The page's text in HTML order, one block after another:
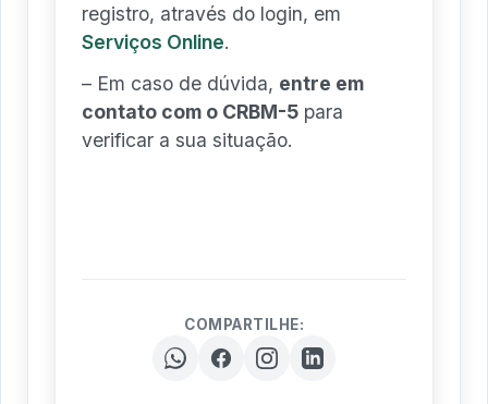
registro, através do login, em
Serviços Online.
– Em caso de dúvida, entre em
contato com o CRBM-5 para
verificar a sua situação.
COMPARTILHE: